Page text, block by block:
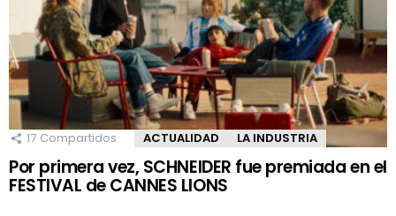
17 Compartidos ACTUALIDAD LA INDUSTRIA
Por primera vez, SCHNEIDER fue premiada en el
FESTIVAL de CANNES LIONS